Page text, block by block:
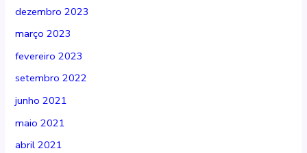
dezembro 2023
março 2023
fevereiro 2023
setembro 2022
junho 2021
maio 2021
abril 2021